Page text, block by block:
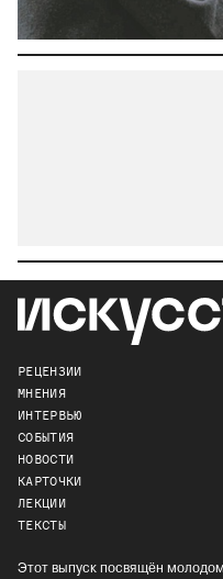
РЕЦЕНЗИИ
МНЕНИЯ
ИНТЕРВЬЮ
СОБЫТИЯ
НОВОСТИ
КАРТОЧКИ
ЛЕКЦИИ
ТЕКСТЫ
Этот выпуск посвящён